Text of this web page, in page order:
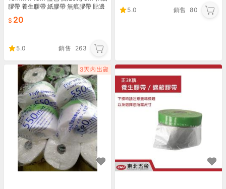
膠帶 養生膠帶 紙膠帶 無痕膠帶 貼邊
20
5.0 銷售 263
5.0
銷售 80